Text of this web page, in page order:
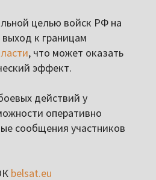
целью войск РФ на
к границам
, что может оказать
эффект.
действий у
оперативно
сообщения участников
belsat.eu